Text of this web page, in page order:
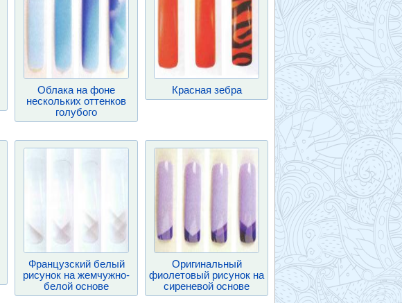
Облака на фоне
нескольких оттенков
голубого
Красная зебра
Французский белый
рисунок на жемчужно-
белой основе
Оригинальный
фиолетовый рисунок на
сиреневой основе